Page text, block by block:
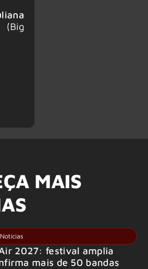
MAIS
Notícias
2027: festival amplia
mais de 50 bandas